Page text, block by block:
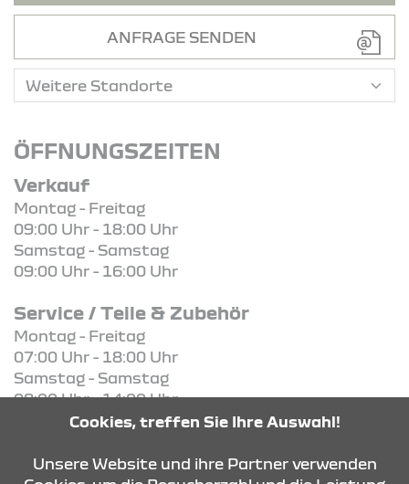
ANFRAGE SENDEN
ÖFFNUNGSZEITEN
Verkauf
Montag - Freitag
09:00 Uhr - 18:00 Uhr
Samstag - Samstag
09:00 Uhr - 16:00 Uhr
Service / Teile & Zubehör
Montag - Freitag
07:00 Uhr - 18:00 Uhr
Samstag - Samstag
08:00 Uhr - 14:00 Uhr
KONTAKT & ANFAHRT
Cookies, treffen Sie Ihre Auswahl!
Unsere Website und ihre Partner verwenden